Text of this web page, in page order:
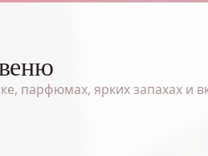
парфюмах, ярких запахах и